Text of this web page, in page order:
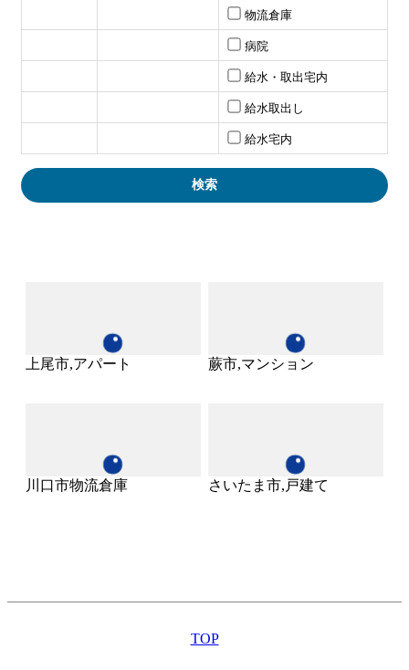
物流倉庫
病院
給水・取出宅内
給水取出し
給水宅内
検索
上尾市,アパート 蕨市,マンション
川口市物流倉庫 さいたま市,戸建て
TOP